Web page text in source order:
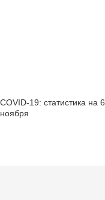
COVID-19: статистика на 6
ноября